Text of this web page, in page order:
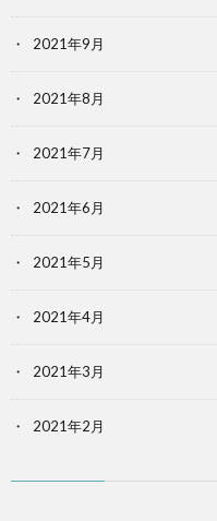
2021年9月
2021年8月
2021年7月
2021年6月
2021年5月
2021年4月
2021年3月
2021年2月